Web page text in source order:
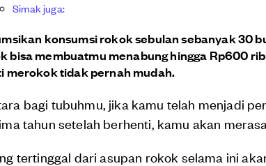
Simak juga:
konsumsi rokok sebulan sebanyak 30
bisa membuatmu menabung hingga Rp600
merokok tidak pernah mudah.
bagi tubuhmu, jika kamu telah menjadi
tahun setelah berhenti, kamu akan
tertinggal dari asupan rokok selama ini